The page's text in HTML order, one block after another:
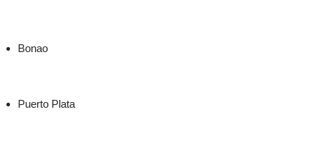
Bonao
Puerto Plata